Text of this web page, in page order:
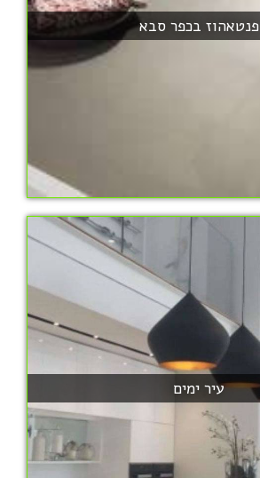
פנטאהוז בכפר סבא
עיר ימים